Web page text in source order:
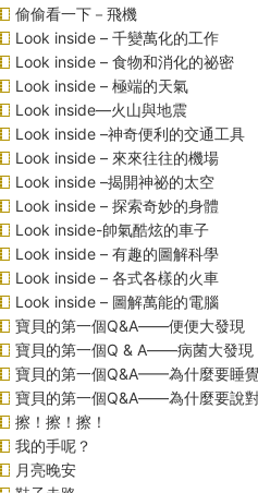
偷偷看一下－飛機
Look inside – 千變萬化的工作
Look inside – 食物和消化的祕密
Look inside – 極端的天氣
Look inside—火山與地震
Look inside –神奇便利的交通工具
Look inside – 來來往往的機場
Look inside –揭開神祕的太空
Look inside – 探索奇妙的身體
Look inside-帥氣酷炫的車子
Look inside – 有趣的圖解科學
Look inside – 各式各樣的火車
Look inside – 圖解萬能的電腦
寶貝的第一個Q&A――便便大發現
寶貝的第一個Q & A――病菌大發現
寶貝的第一個Q&A——為什麼要睡
寶貝的第一個Q&A――為什麼要說
擦！擦！擦！
我的手呢？
月亮晚安